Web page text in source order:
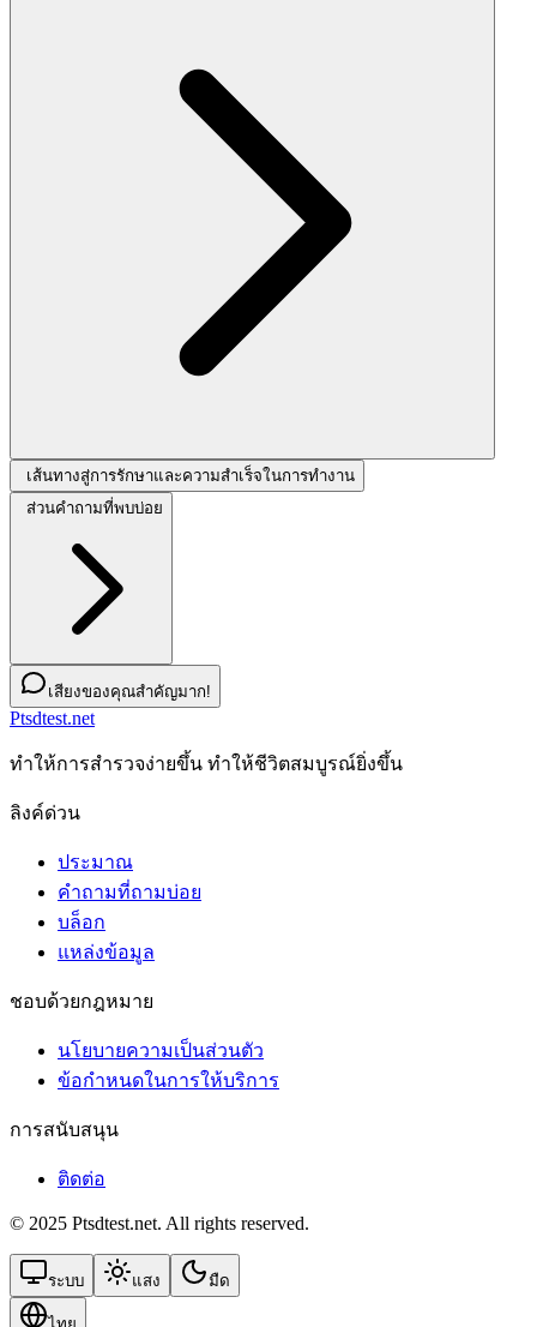
เส้นทางสู่การรักษาและความสำเร็จในการทำงาน
ส่วนคำถามที่พบบ่อย
เสียงของคุณสำคัญมาก!
Ptsdtest.net
ทําให้การสํารวจง่ายขึ้น ทําให้ชีวิตสมบูรณ์ยิ่งขึ้น
ลิงค์ด่วน
ประมาณ
คำถามที่ถามบ่อย
บล็อก
แหล่งข้อมูล
ชอบด้วยกฎหมาย
นโยบายความเป็นส่วนตัว
ข้อกําหนดในการให้บริการ
การสนับสนุน
ติดต่อ
© 2025 Ptsdtest.net. All rights reserved.
ระบบ แสง มืด